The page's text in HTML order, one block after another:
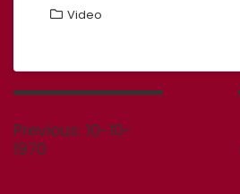
Video
Πλοήγηση
Previous: Previous
10-10-
1970